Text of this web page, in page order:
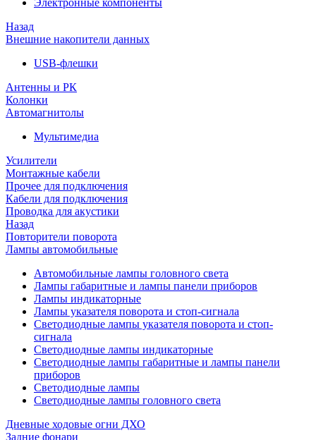
Электронные компоненты
Назад
Внешние накопители данных
USB-флешки
Антенны и РК
Колонки
Автомагнитолы
Мультимедиа
Усилители
Монтажные кабели
Прочее для подключения
Кабели для подключения
Проводка для акустики
Назад
Повторители поворота
Лампы автомобильные
Автомобильные лампы головного света
Лампы габаритные и лампы панели приборов
Лампы индикаторные
Лампы указателя поворота и стоп-сигнала
Светодиодные лампы указателя поворота и стоп-
сигнала
Светодиодные лампы индикаторные
Светодиодные лампы габаритные и лампы панели
приборов
Светодиодные лампы
Светодиодные лампы головного света
Дневные ходовые огни ДХО
Задние фонари